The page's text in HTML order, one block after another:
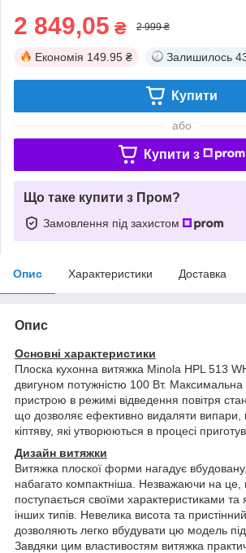
2 849,05 ₴ 2 999 ₴
Економія 149.95 ₴ Залишилось
Купити
або
Купити з
Що таке купити з Пром?
Замовлення під захистом
Опис Характеристики Доставка
Опис
Основні характеристики
Плоска кухонна витяжка Minola HPL 513
двигуном потужністю 100 Вт. Максимальна
пристрою в режимі відведення повітря
що дозволяє ефективно видаляти випари,
кіптяву, які утворюються в процесі
Дизайн витяжки
Витяжка плоскої форми нагадує
набагато компактніша. Незважаючи на це,
поступається своїми характеристиками та
інших типів. Невелика висота та
дозволяють легко вбудувати цю модель
Завдяки цим властивостям витяжка